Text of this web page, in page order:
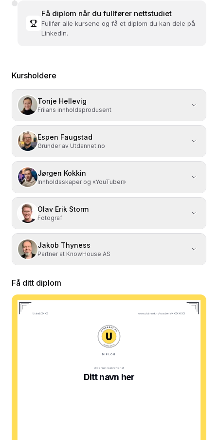
Få diplom når du fullfører nettstudiet
Fullfør alle kursene og få et diplom du kan dele på
LinkedIn.
Kursholdere
Tonje Hellevig
Frilans innholdsprodusent
Espen Faugstad
Gründer av Utdannet.no
Jørgen Kokkin
Innholdsskaper og «YouTuber»
Olav Erik Storm
Fotograf
Jakob Thyness
Partner at KnowHouse AS
Få ditt diplom
Utstedt XXXX www.utdannet.no/kursbevis/XXXXXXXX
DIPLOM
Utdannet bekrefter at
Ditt navn her